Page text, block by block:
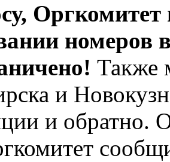
номеров
Также
и
и обратно.